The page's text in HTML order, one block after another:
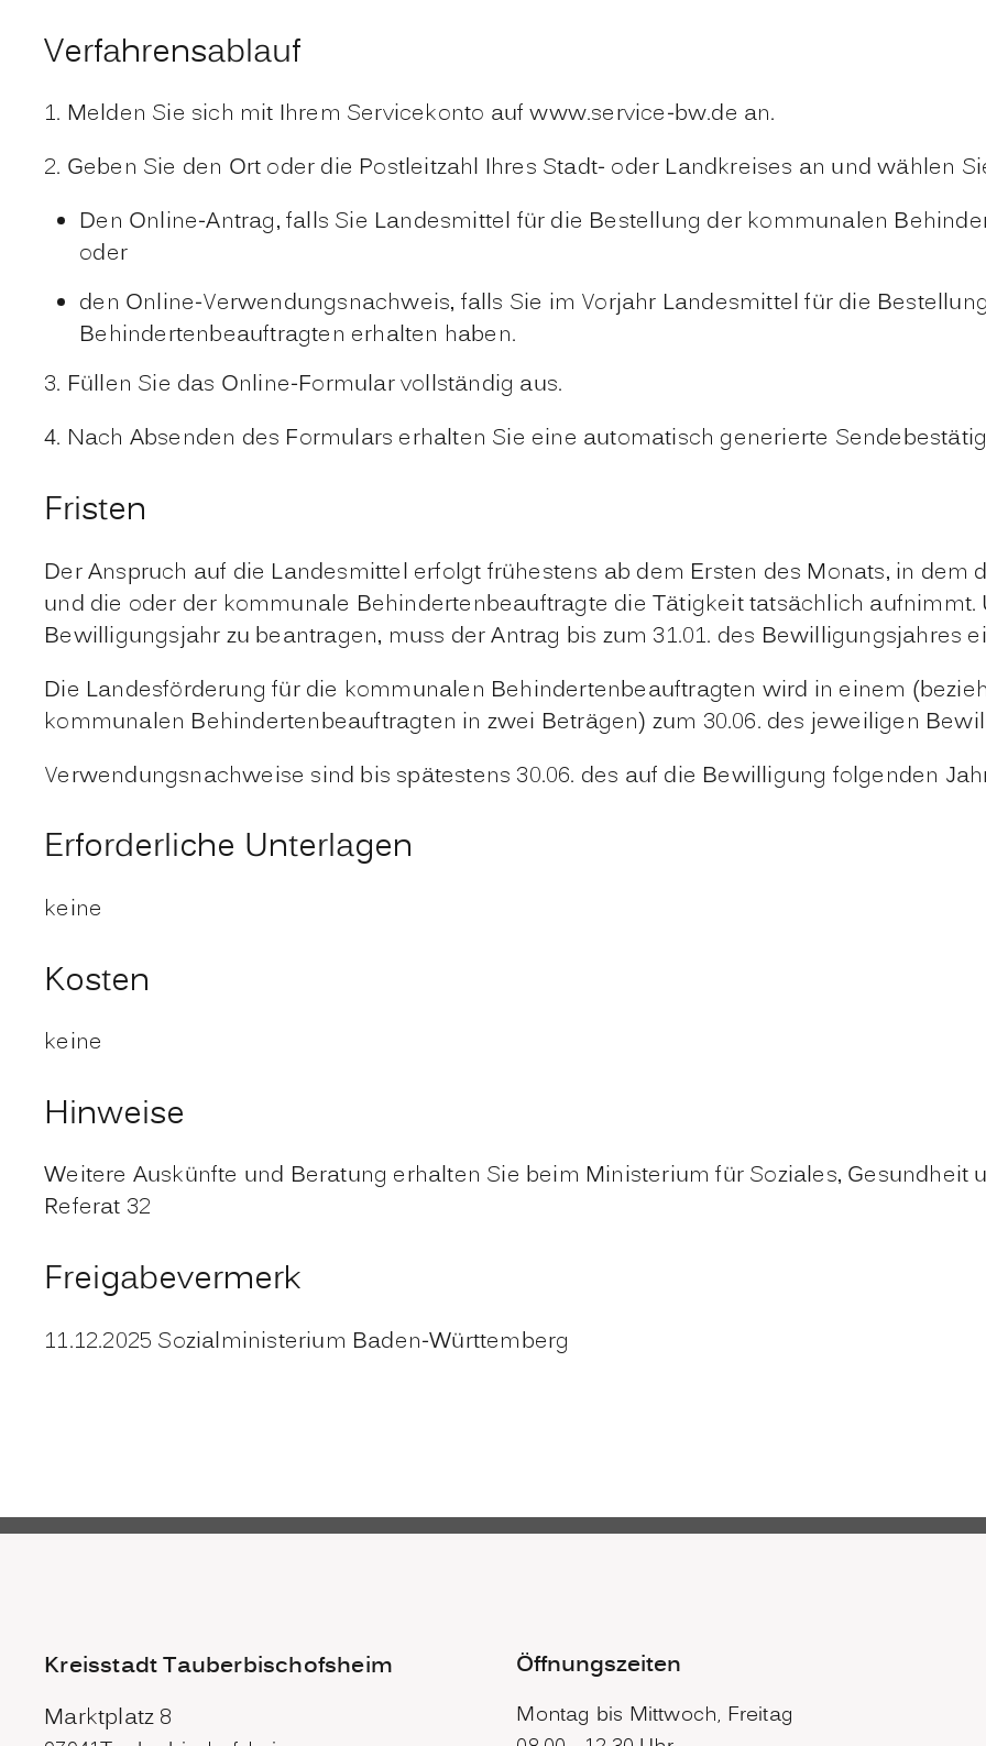
Verfahrensablauf
1. Melden Sie sich mit Ihrem Servicekonto auf www.service-bw.de an.
2. Geben Sie den Ort oder die Postleitzahl Ihres Stadt- oder Landkreises an und wählen
Den Online-Antrag, falls Sie Landesmittel für die Bestellung der kommunalen
oder
den Online-Verwendungsnachweis, falls Sie im Vorjahr Landesmittel für die
Behindertenbeauftragten erhalten haben.
3. Füllen Sie das Online-Formular vollständig aus.
4. Nach Absenden des Formulars erhalten Sie eine automatisch generierte
Fristen
Der Anspruch auf die Landesmittel erfolgt frühestens ab dem Ersten des Monats, in
und die oder der kommunale Behindertenbeauftragte die Tätigkeit tatsächlich aufnimmt.
Bewilligungsjahr zu beantragen, muss der Antrag bis zum 31.01. des Bewilligungsjahres
Die Landesförderung für die kommunalen Behindertenbeauftragten wird in einem
kommunalen Behindertenbeauftragten in zwei Beträgen) zum 30.06. des jeweiligen
Verwendungsnachweise sind bis spätestens 30.06. des auf die Bewilligung folgenden
Erforderliche Unterlagen
keine
Kosten
keine
Hinweise
Weitere Auskünfte und Beratung erhalten Sie beim Ministerium für Soziales, Gesundheit
Referat 32
Freigabevermerk
11.12.2025 Sozialministerium Baden-Württemberg
Kreisstadt Tauberbischofsheim
Marktplatz 8
Öffnungszeiten
Montag bis Mittwoch, Freitag